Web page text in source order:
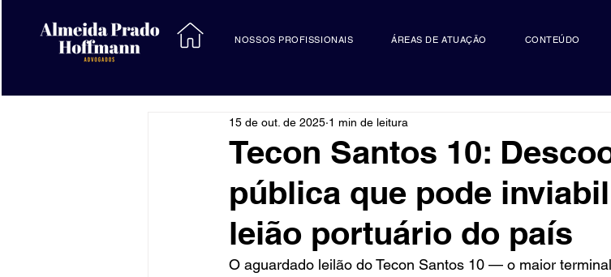
NOSSOS PROFISSIONAIS ÁREAS DE ATUAÇÃO CONTEÚDO
Tecon Santos 10:
pública que pode
leião portuário do país
15 de out. de 2025 1 min de leitura
O aguardado leilão do Tecon Santos 10 — o maior